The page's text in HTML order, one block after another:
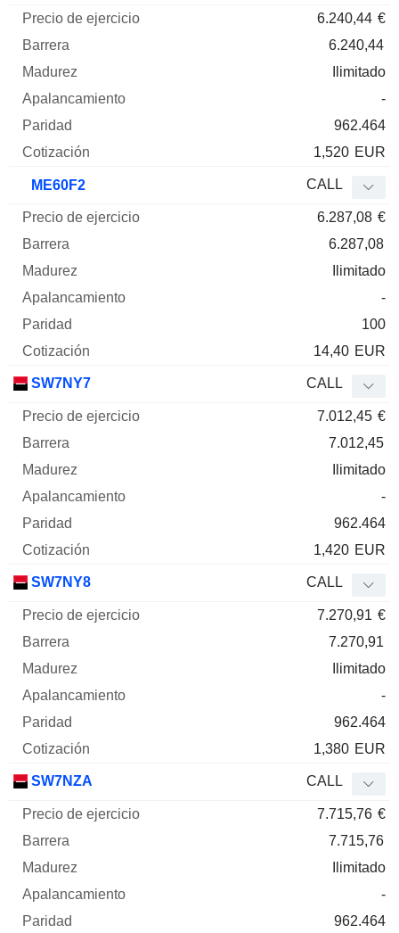
6.240,44 €
6.240,44
Ilimitado
-
962.464
1,520 EUR
ME60F2 CALL
6.287,08 €
6.287,08
Ilimitado
-
100
14,40 EUR
SW7NY7 CALL
7.012,45 €
7.012,45
Ilimitado
-
962.464
1,420 EUR
SW7NY8 CALL
7.270,91 €
7.270,91
Ilimitado
-
962.464
1,380 EUR
SW7NZA CALL
7.715,76 €
7.715,76
Ilimitado
-
962.464